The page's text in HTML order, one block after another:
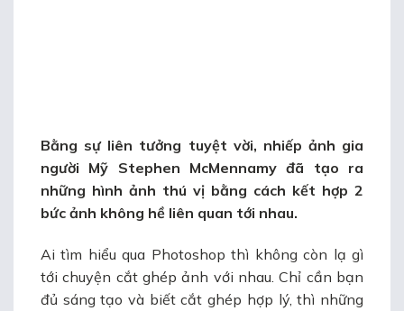
Bằng sự liên tưởng tuyệt vời, nhiếp ảnh gia
người Mỹ Stephen McMennamy đã tạo ra
những hình ảnh thú vị bằng cách kết hợp 2
bức ảnh không hề liên quan tới nhau.
Ai tìm hiểu qua Photoshop thì không còn lạ gì
tới chuyện cắt ghép ảnh với nhau. Chỉ cần bạn
đủ sáng tạo và biết cắt ghép hợp lý, thì những